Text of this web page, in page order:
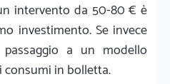
intervento da 50-80 € è
investimento. Se invece
a un modello
in bolletta.